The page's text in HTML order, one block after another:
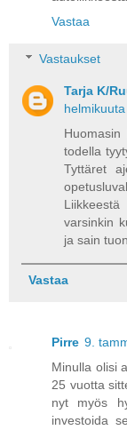
Vastaa
Vastaukset
Tarja K/
todella
Tyttäret
varsinkin
ja sain
Vastaa
Pirre 9.
Minulla olisi
25 vuotta
nyt myös
investoida